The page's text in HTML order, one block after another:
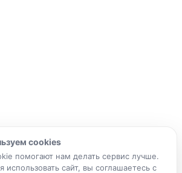
cookies
помогают нам делать сервис лучше.
использовать сайт, вы соглашаетесь с